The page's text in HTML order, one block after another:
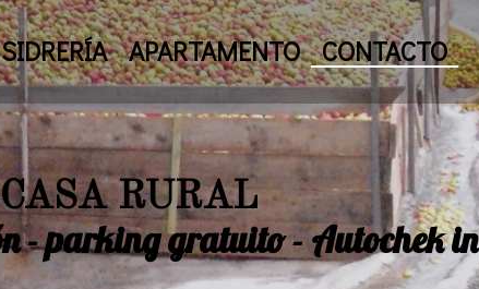
SIDRERÍA APARTAMENTO CONTACTO
RURAL
- parking gratuito - Autochek in